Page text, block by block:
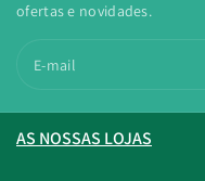
ofertas e novidades.
E-mail
AS NOSSAS LOJAS